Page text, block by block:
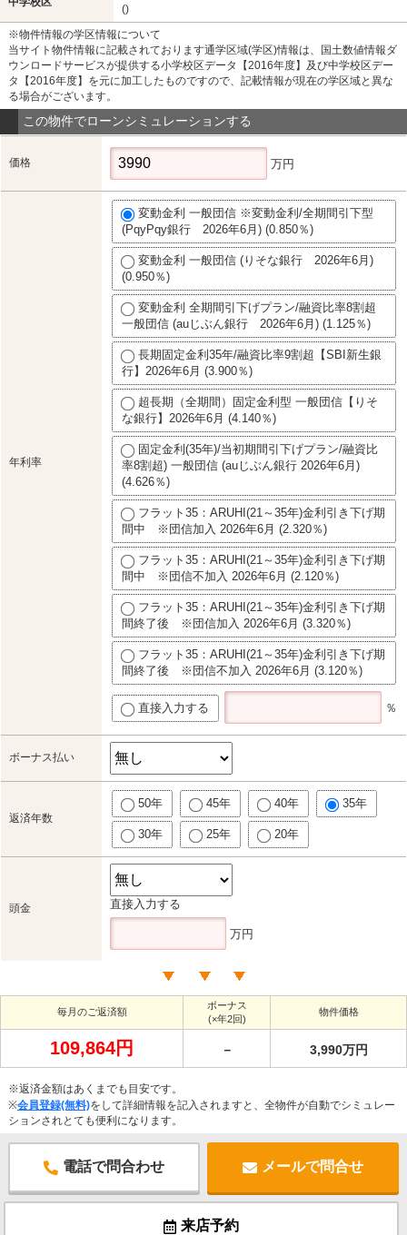
()
※物件情報の学区情報について
当サイト物件情報に記載されております通学区域(学区)情報は、国土数値情報ダ
ウンロードサービスが提供する小学校区データ【2016年度】及び中学校区デー
タ【2016年度】を元に加工したものですので、記載情報が現在の学区域と異な
る場合がございます。
この物件でローンシミュレーションする
価格 万円
年利率
変動金利 一般団信 ※変動金利/全期間引下型
(PqyPqy銀行 2026年6月) (0.850％)
変動金利 一般団信 (りそな銀行 2026年6月)
(0.950％)
変動金利 全期間引下げプラン/融資比率8割超
一般団信 (auじぶん銀行 2026年6月) (1.125％)
長期固定金利35年/融資比率9割超【SBI新生銀
行】2026年6月 (3.900％)
超長期（全期間）固定金利型 一般団信【りそ
な銀行】2026年6月 (4.140％)
固定金利(35年)/当初期間引下げプラン/融資比
率8割超) 一般団信 (auじぶん銀行 2026年6月)
(4.626％)
フラット35：ARUHI(21～35年)金利引き下げ期
間中 ※団信加入 2026年6月 (2.320％)
フラット35：ARUHI(21～35年)金利引き下げ期
間中 ※団信不加入 2026年6月 (2.120％)
フラット35：ARUHI(21～35年)金利引き下げ期
間終了後 ※団信加入 2026年6月 (3.320％)
フラット35：ARUHI(21～35年)金利引き下げ期
間終了後 ※団信不加入 2026年6月 (3.120％)
直接入力する ％
ボーナス払い
返済年数
50年 45年 40年 35年
30年 25年 20年
頭金 直接入力する
万円
毎月のご返済額
ボーナス
(×年2回)
物件価格
109,864円 － 3,990万円
※返済金額はあくまでも目安です。
※会員登録(無料)をして詳細情報を記入されますと、全物件が自動でシミュレー
ションされとても便利になります。
電話で問合わせ メールで問合せ
来店予約